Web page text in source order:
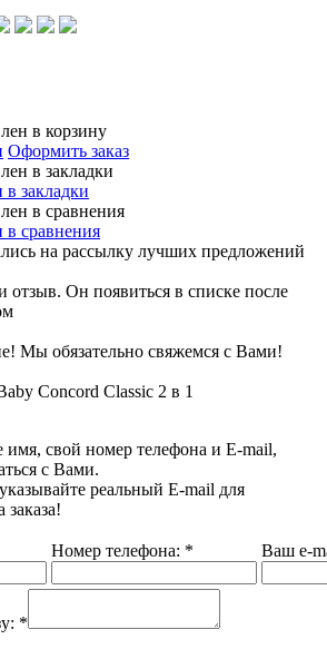
в корзину
Оформить заказ
в закладки
закладки
в сравнения
в сравнения
на рассылку лучших предложений
Он появиться в списке после
Мы обязательно свяжемся с Вами!
Concord Classiс 2 в 1
свой номер телефона и E-mail,
с Вами.
реальный E-mail для
заказа!
Номер телефона: * Ваш e-
*